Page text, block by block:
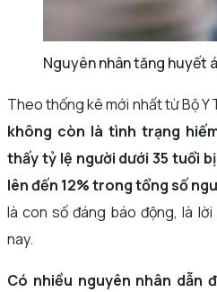
Nguyên nhân tăng huyết
Theo thống kê mới nhất từ Bộ Y
không còn là tình trạng
thấy tỷ lệ người dưới 35 tuổi
lên đến 12% trong tổng số
là con số đáng báo động, là
nay.
Có nhiều nguyên nhân dẫn